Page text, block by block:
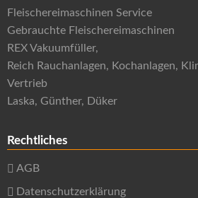
Fleischereimaschinen Service
Gebrauchte Fleischereimaschinen
REX Vakuumfüller,
Reich Rauchanlagen, Kochanlagen,
Vertrieb
Laska, Günther, Düker
Rechtliches
AGB
Datenschutzerklärung